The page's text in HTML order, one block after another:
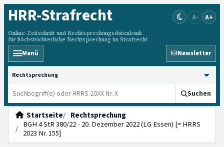
HRR-Strafrecht
Online-Zeitschrift und Rechtsprechungsdatenbank
für höchstrichterliche Rechtsprechung im Strafrecht
A- A+
Menü Newsletter
HRRS durchsuchen
Suchen
Startseite
Rechtsprechung
BGH 4 StR 380/22 - 20. Dezember 2022 (LG Essen) [= HRRS
2023 Nr. 155]